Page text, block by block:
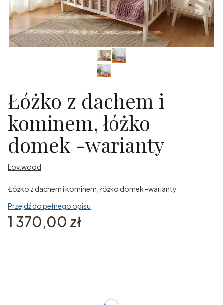
Łóżko z dachem i
kominem, łóżko
domek -warianty
Lov.wood
Łóżko z dachem i kominem, łóżko domek -warianty
Przejdź do pełnego opisu
Cena
1 370,00 zł